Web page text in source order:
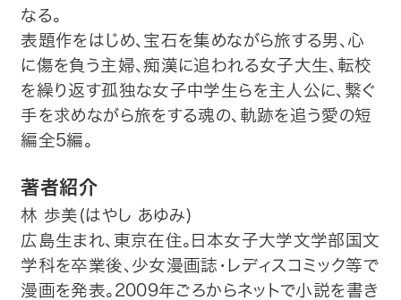
なる。
表題作をはじめ、宝石を集めながら旅する男、心
に傷を負う主婦、痴漢に追われる女子大生、転校
を繰り返す孤独な女子中学生らを主人公に、繋ぐ
手を求めながら旅をする魂の、軌跡を追う愛の短
編全5編。
著者紹介
林 歩美(はやし あゆみ)
広島生まれ、東京在住。日本女子大学文学部国文
学科を卒業後、少女漫画誌・レディスコミック等で
漫画を発表。2009年ごろからネットで小説を書き